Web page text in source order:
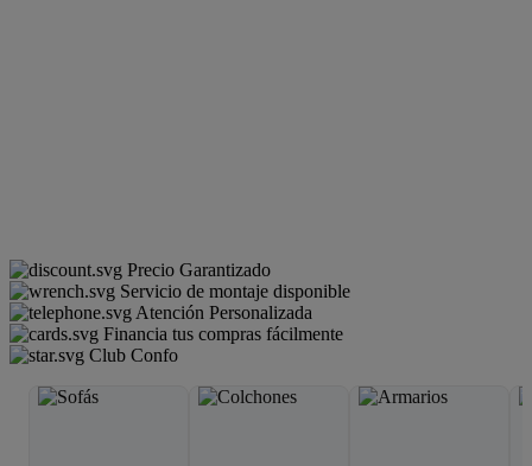
Precio Garantizado
Servicio de montaje disponible
Atención Personalizada
Financia tus compras fácilmente
Club Confo